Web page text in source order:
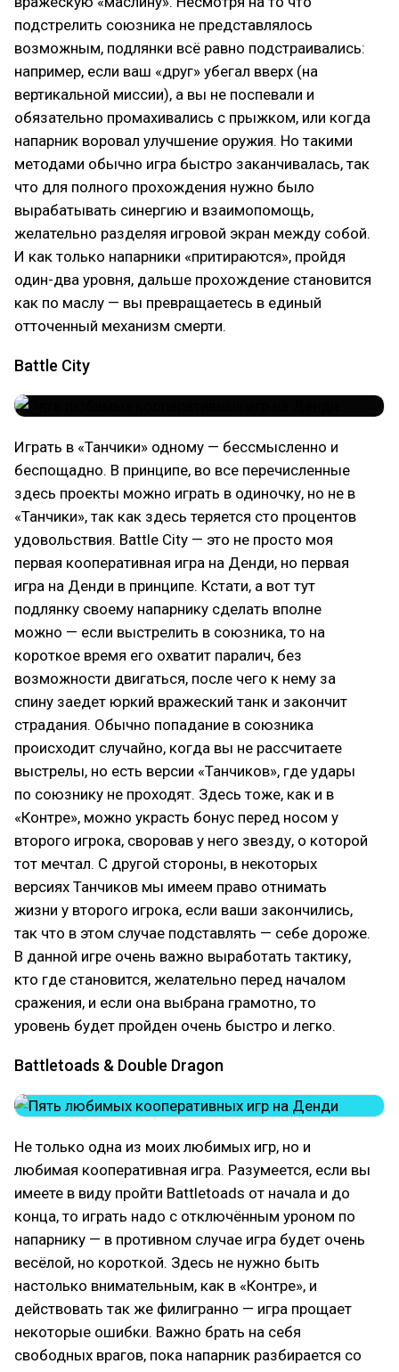
подстрелить союзника не представлялось
возможным, подлянки всё равно подстраивались:
например, если ваш «друг» убегал вверх (на
вертикальной миссии), а вы не поспевали и
обязательно промахивались с прыжком, или когда
напарник воровал улучшение оружия. Но такими
методами обычно игра быстро заканчивалась, так
что для полного прохождения нужно было
вырабатывать синергию и взаимопомощь,
желательно разделяя игровой экран между собой.
И как только напарники «притираются», пройдя
один-два уровня, дальше прохождение становится
как по маслу — вы превращаетесь в единый
отточенный механизм смерти.
Battle City
Играть в «Танчики» одному — бессмысленно и
беспощадно. В принципе, во все перечисленные
здесь проекты можно играть в одиночку, но не в
«Танчики», так как здесь теряется сто процентов
удовольствия. Battle City — это не просто моя
первая кооперативная игра на Денди, но первая
игра на Денди в принципе. Кстати, а вот тут
подлянку своему напарнику сделать вполне
можно — если выстрелить в союзника, то на
короткое время его охватит паралич, без
возможности двигаться, после чего к нему за
спину заедет юркий вражеский танк и закончит
страдания. Обычно попадание в союзника
происходит случайно, когда вы не рассчитаете
выстрелы, но есть версии «Танчиков», где удары
по союзнику не проходят. Здесь тоже, как и в
«Контре», можно украсть бонус перед носом у
второго игрока, своровав у него звезду, о которой
тот мечтал. С другой стороны, в некоторых
версиях Танчиков мы имеем право отнимать
жизни у второго игрока, если ваши закончились,
так что в этом случае подставлять — себе дороже.
В данной игре очень важно выработать тактику,
кто где становится, желательно перед началом
сражения, и если она выбрана грамотно, то
уровень будет пройден очень быстро и легко.
Battletoads & Double Dragon
Не только одна из моих любимых игр, но и
любимая кооперативная игра. Разумеется, если вы
имеете в виду пройти Battletoads от начала и до
конца, то играть надо с отключённым уроном по
напарнику — в противном случае игра будет очень
весёлой, но короткой. Здесь не нужно быть
настолько внимательным, как в «Контре», и
действовать так же филигранно — игра прощает
некоторые ошибки. Важно брать на себя
свободных врагов, пока напарник разбирается со